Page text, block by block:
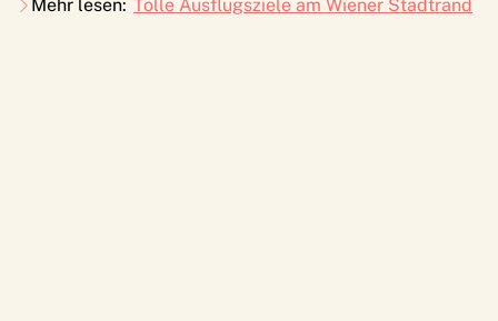
Mehr lesen: Tolle Ausflugsziele am Wiener Stadtrand